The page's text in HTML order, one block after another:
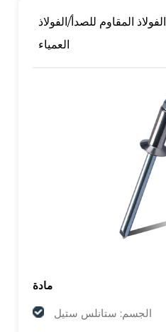
الفولاذ المقاوم للصدأ/الفولاذ CSK رأس المسامير
العمياء
مادة
الجسم: ستانلس ستيل